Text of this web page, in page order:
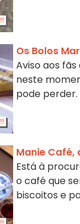
Os Bolos
Aviso aos
neste
pode perder.
Manie Café,
Está à
o café que
biscoitos e